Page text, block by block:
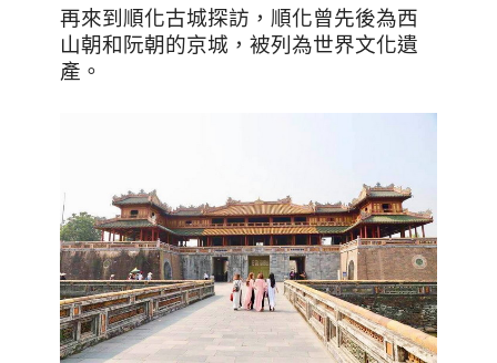
再來到順化古城探訪，順化曾先後為西
山朝和阮朝的京城，被列為世界文化遺
產。